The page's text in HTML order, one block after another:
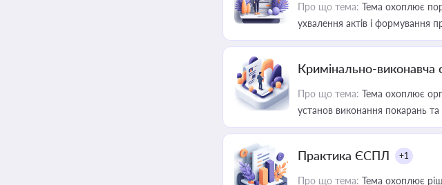
Про що тема: Тема охоплює
ухвалення актів і формування
Кримінально-виконавча
Про що тема: Тема охоплює
установ виконання покарань та
Практика ЄСПЛ +1
Про що тема: Тема охоплює